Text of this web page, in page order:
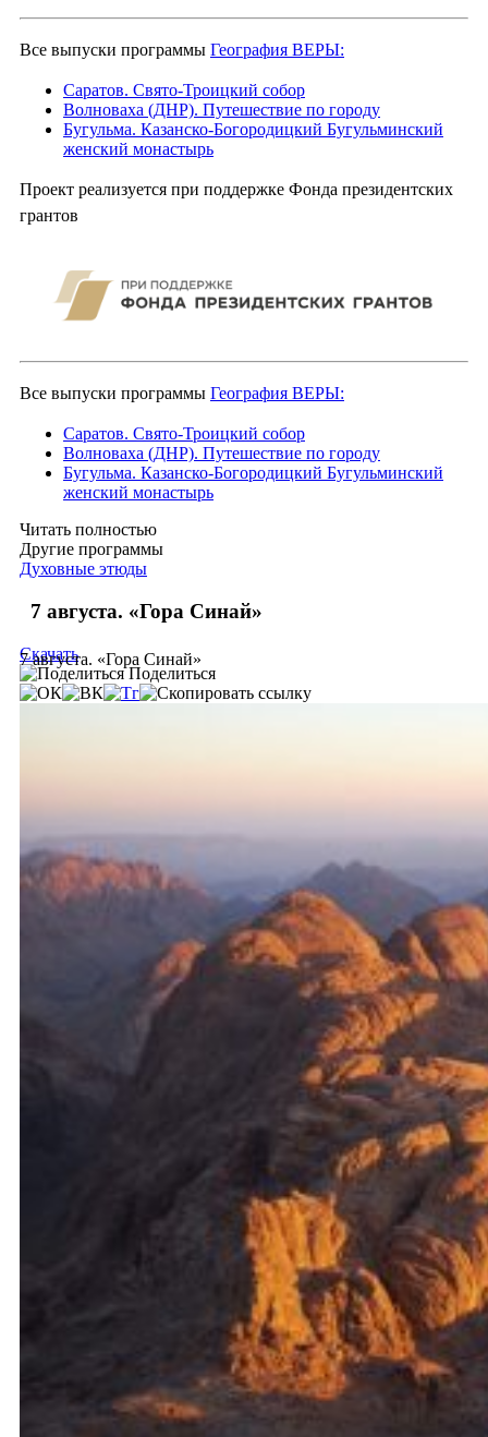
Все выпуски программы География ВЕРЫ:
Саратов. Свято-Троицкий собор
Волноваха (ДНР). Путешествие по городу
Бугульма. Казанско-Богородицкий Бугульминский
женский монастырь
Проект реализуется при поддержке Фонда президентских
грантов
Все выпуски программы География ВЕРЫ:
Саратов. Свято-Троицкий собор
Волноваха (ДНР). Путешествие по городу
Бугульма. Казанско-Богородицкий Бугульминский
женский монастырь
Читать полностью
Другие программы
Духовные этюды
7 августа. «Гора Синай»
7 августа. «Гора Синай»
Скачать
Поделиться